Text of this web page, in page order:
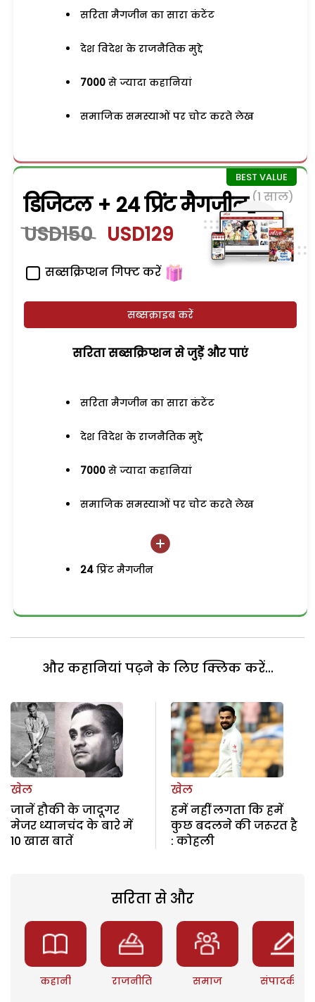
सरिता मैगजीन का सारा कंटेंट
देश विदेश के राजनैतिक मुद्दे
7000 से ज्यादा कहानियां
समाजिक समस्याओं पर चोट करते लेख
डिजिटल + 24 प्रिंट मैगजीन (1 साल)
USD150 USD129
सब्सक्रिप्शन गिफ्ट करें
सब्सक्राइब करें
सरिता सब्सक्रिप्शन से जुड़ेें और पाएं
सरिता मैगजीन का सारा कंटेंट
देश विदेश के राजनैतिक मुद्दे
7000 से ज्यादा कहानियां
समाजिक समस्याओं पर चोट करते लेख
24 प्रिंट मैगजीन
और कहानियां पढ़ने के लिए क्लिक करें...
खेल
जानें हौकी के जादूगर
मेजर ध्यानचंद के बारे में
10 खास बातें
खेल
हमें नहीं लगता कि हमें
कुछ बदलने की जरूरत है
: कोहली
सरिता से और
कहानी राजनीति समाज संपादकीय